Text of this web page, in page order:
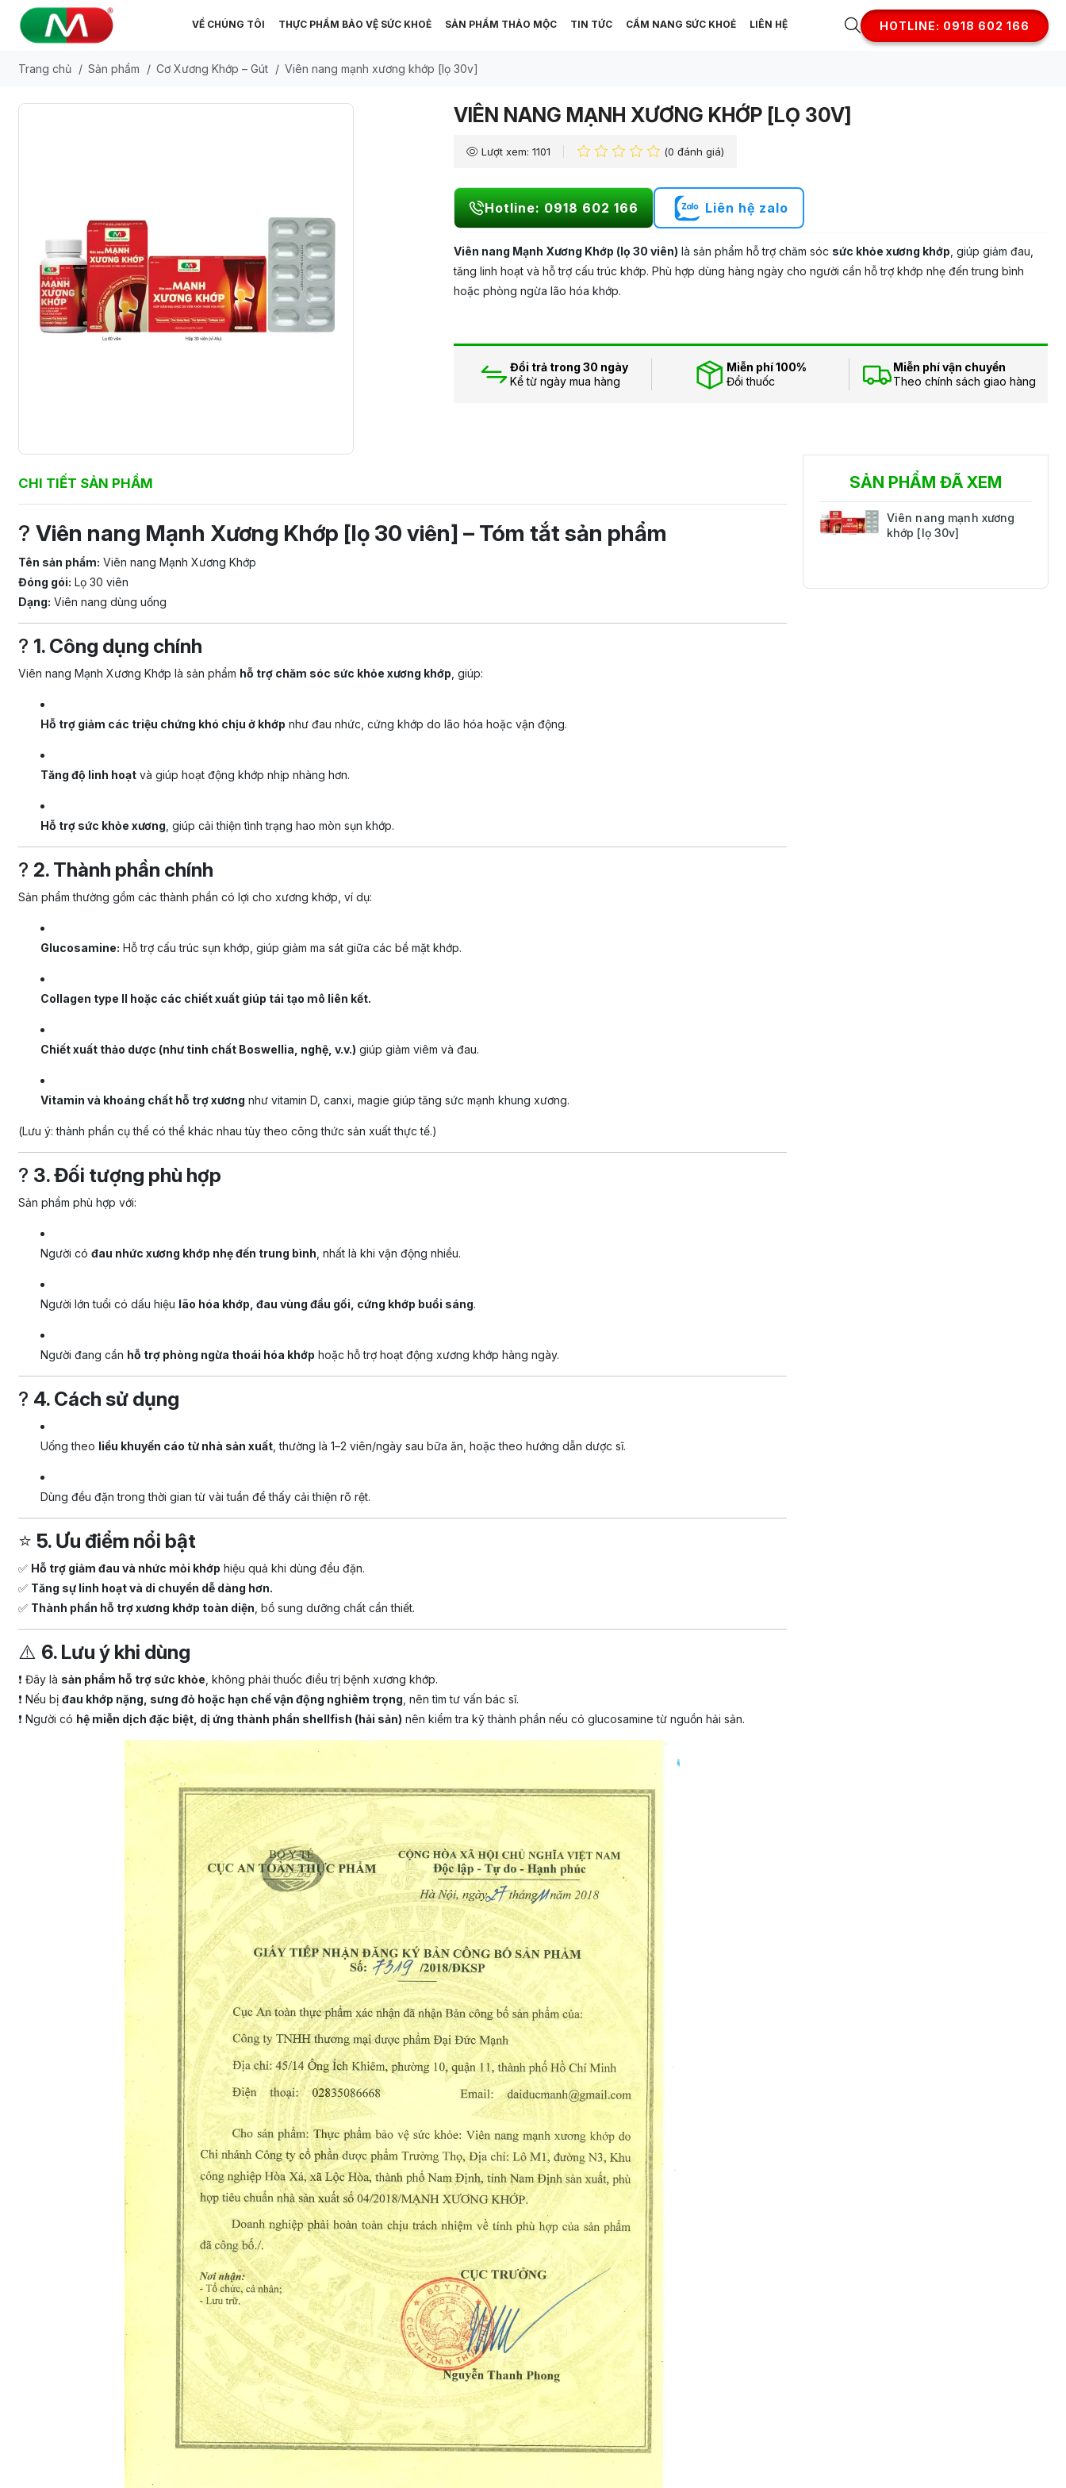
VỀ CHÚNG TÔI THỰC PHẨM BẢO VỆ SỨC KHOẺ SẢN PHẨM THẢO MỘC TIN TỨC CẨM NANG SỨC KHOẺ LIÊN HỆ HOTLINE: 0918 602 166
Trang chủ / Sản phẩm / Cơ Xương Khớp – Gút / Viên nang mạnh xương khớp [lọ 30v]
VIÊN NANG MẠNH XƯƠNG KHỚP [LỌ 30V]
Lượt xem: 1101 (0 đánh giá)
Hotline: 0918 602 166 Liên hệ zalo
Viên nang Mạnh Xương Khớp (lọ 30 viên) là sản phẩm hỗ trợ chăm sóc sức khỏe xương khớp, giúp giảm đau,
tăng linh hoạt và hỗ trợ cấu trúc khớp. Phù hợp dùng hàng ngày cho người cần hỗ trợ khớp nhẹ đến trung bình
hoặc phòng ngừa lão hóa khớp.
Đổi trả trong 30 ngày
Kể từ ngày mua hàng
Miễn phí 100%
Đổi thuốc
Miễn phí vận chuyển
Theo chính sách giao hàng
CHI TIẾT SẢN PHẨM
? Viên nang Mạnh Xương Khớp [lọ 30 viên] – Tóm tắt sản phẩm
Tên sản phẩm: Viên nang Mạnh Xương Khớp
Đóng gói: Lọ 30 viên
Dạng: Viên nang dùng uống
? 1. Công dụng chính
Viên nang Mạnh Xương Khớp là sản phẩm hỗ trợ chăm sóc sức khỏe xương khớp , giúp:
Hỗ trợ giảm các triệu chứng khó chịu ở khớp như đau nhức, cứng khớp do lão hóa hoặc vận động.
Tăng độ linh hoạtvà giúp hoạt động khớp nhịp nhàng hơn.
Hỗ trợ sức khỏe xương , giúp cải thiện tình trạng hao mòn sụn khớp.
? 2. Thành phần chính
Sản phẩm thường gồm các thành phần có lợi cho xương khớp, ví dụ:
Glucosamine: Hỗ trợ cấu trúc sụn khớp, giúp giảm ma sát giữa các bề mặt khớp.
Collagen type II hoặc các chiết xuất giúp tái tạo mô liên kết.
Chiết xuất thảo dược (như tinh chất Boswellia, nghệ, v.v.) giúp giảm viêm và đau.
Vitamin và khoáng chất hỗ trợ xương như vitamin D, canxi, magie giúp tăng sức mạnh khung xương.
(Lưu ý: thành phần cụ thể có thể khác nhau tùy theo công thức sản xuất thực tế.)
? 3. Đối tượng phù hợp
Sản phẩm phù hợp với:
Người có đau nhức xương khớp nhẹ đến trung bình , nhất là khi vận động nhiều.
Người lớn tuổi có dấu hiệu lão hóa khớp, đau vùng đầu gối, cứng khớp buổi sáng.
Người đang cần hỗ trợ phòng ngừa thoái hóa khớp hoặc hỗ trợ hoạt động xương khớp hàng ngày.
? 4. Cách sử dụng
Uống theo liều khuyến cáo từ nhà sản xuất, thường là 1–2 viên/ngày sau bữa ăn, hoặc theo hướng dẫn dược sĩ.
Dùng đều đặn trong thời gian từ vài tuần để thấy cải thiện rõ rệt.
⭐ 5. Ưu điểm nổi bật
✅ Hỗ trợ giảm đau và nhức mỏi khớp hiệu quả khi dùng đều đặn.
✅ Tăng sự linh hoạt và di chuyển dễ dàng hơn.
✅ Thành phần hỗ trợ xương khớp toàn diện , bổ sung dưỡng chất cần thiết.
⚠️ 6. Lưu ý khi dùng
❗ Đây là sản phẩm hỗ trợ sức khỏe , không phải thuốc điều trị bệnh xương khớp.
❗ Nếu bị đau khớp nặng, sưng đỏ hoặc hạn chế vận động nghiêm trọng , nên tìm tư vấn bác sĩ.
❗ Người có hệ miễn dịch đặc biệt, dị ứng thành phần shellfish (hải sản) nên kiểm tra kỹ thành phần nếu có glucosamine từ nguồn hải sản.
SẢN PHẨM ĐÃ XEM
Viên nang mạnh xương
khớp [lọ 30v]